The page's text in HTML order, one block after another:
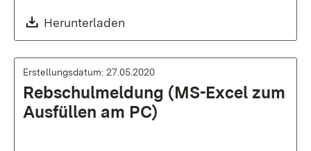
Download:
Herunterladen
Erstellungsdatum: 27.05.2020
Rebschulmeldung (MS-Excel zum
Ausfüllen am PC)